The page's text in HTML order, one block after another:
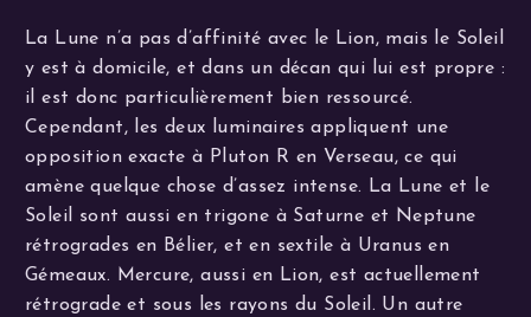
La Lune n’a pas d’affinité avec le Lion, mais le Soleil
y est à domicile, et dans un décan qui lui est propre :
il est donc particulièrement bien ressourcé.
Cependant, les deux luminaires appliquent une
opposition exacte à Pluton R en Verseau, ce qui
amène quelque chose d’assez intense. La Lune et le
Soleil sont aussi en trigone à Saturne et Neptune
rétrogrades en Bélier, et en sextile à Uranus en
Gémeaux. Mercure, aussi en Lion, est actuellement
rétrograde et sous les rayons du Soleil. Un autre